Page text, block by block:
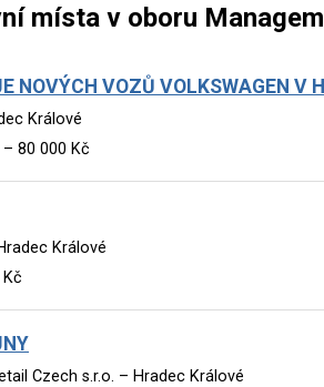
místa v oboru
NOVÝCH VOZŮ VOLKSWAGEN V
Králové
80 000 Kč
Králové
Czech s.r.o. – Hradec Králové